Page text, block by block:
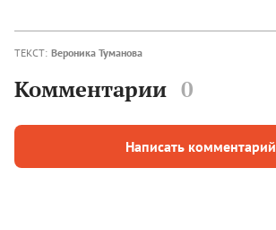
ТЕКСТ: Вероника Туманова
Комментарии 0
Написать комментарий